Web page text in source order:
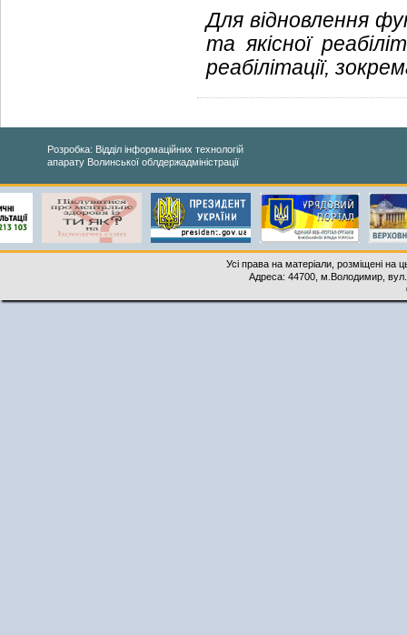
Для відновлення
та якісної
реабілітації,
Розробка: Відділ інформаційних технологій
апарату Волинської облдержадміністрації
Усі права на матеріали, розміщені на
Адреса: 44700, м.Володимир,